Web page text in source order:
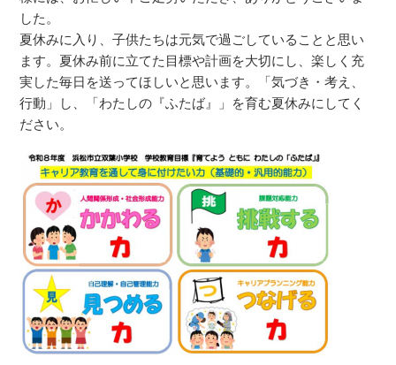
した。
夏休みに入り、子供たちは元気で過ごしていることと思い
ます。夏休み前に立てた目標や計画を大切にし、楽しく充
実した毎日を送ってほしいと思います。「気づき・考え、
行動」し、「わたしの『ふたば』」を育む夏休みにしてく
ださい。